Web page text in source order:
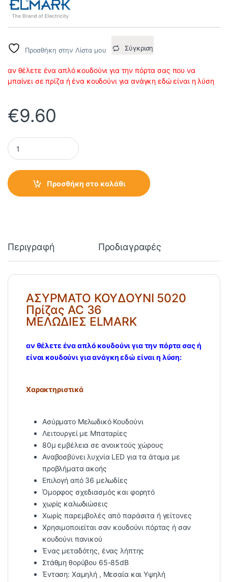
Προσθήκη στην Λίστα μου Σύγκριση
αν θέλετε ένα απλό κουδούνι για την πόρτα σας που να
μπαίνει σε πρίζα ή ένα κουδούνι για ανάγκη εδώ είναι η λύση
€9.60
ΑΣΥΡΜΑΤΟ ΚΟΥΔΟΥΝΙ 5020 Πρίζας AC 36 ΜΕΛΩΔΙΕΣ ELMARK
Προσθήκη στο καλάθι
Περιγραφή Προδιαγραφές
ΑΣΥΡΜΑΤΟ ΚΟΥΔΟΥΝΙ 5020
Πρίζας AC 36
ΜΕΛΩΔΙΕΣ ELMARK
αν θέλετε ένα απλό κουδούνι για την πόρτα σας ή
είναι κουδούνι για ανάγκη εδώ είναι η λύση:
Χαρακτηριστικά
Ασύρματο Μελωδικό Κουδούνι
Λειτουργεί με Μπαταρίες
80μ εμβέλεια σε ανοικτούς χώρους
Αναβοσβύνει λυχνία LED για τα άτομα με
προβλήματα ακοής
Επιλογή από 36 μελωδίες
Όμορφος σχεδιασμός και φορητό
χωρίς καλωδιώσεις
Χωρίς παρεμβολές από παράσιτα ή γείτονες
Χρησιμοποιείται σαν κουδούνι πόρτας ή σαν
κουδούνι πανικού
Ένας μεταδότης, ένας λήπτης
Στάθμη θορύβου 65-85dB
Ένταση: Χαμηλή , Μεσαία και Υψηλή